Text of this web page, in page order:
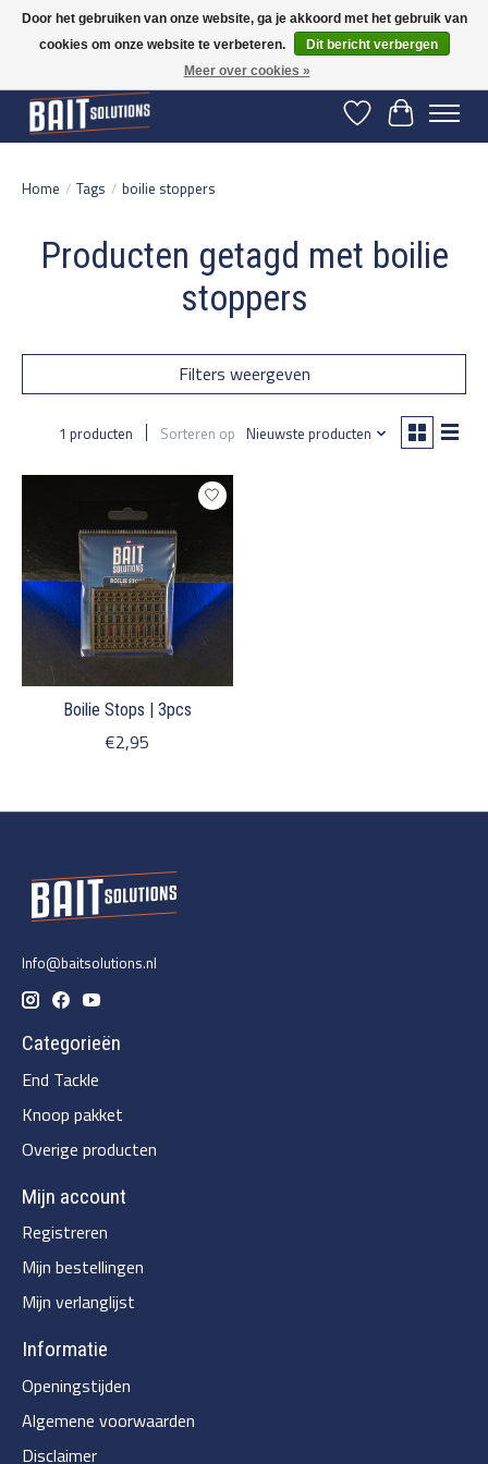
Gratis verzending vanaf 50 euro binnen NL | Op voorraad binnen 2-5 werkdagen
verzonden | België vanaf 70 euro gratis verzonden
Verlanglijst
Home / Tags / boilie stoppers
Producten getagd met boilie
stoppers
Filters weergeven
1 producten Sorteren op Nieuwste producten
Boilie Stops | 3pcs
€2,95
Info@baitsolutions.nl
Categorieën
End Tackle
Knoop pakket
Overige producten
Mijn account
Registreren
Mijn bestellingen
Mijn verlanglijst
Informatie
Openingstijden
Algemene voorwaarden
Disclaimer
Door het gebruiken van onze website, ga je akkoord met het gebruik van
cookies om onze website te verbeteren.
Dit bericht verbergen
Meer over cookies »